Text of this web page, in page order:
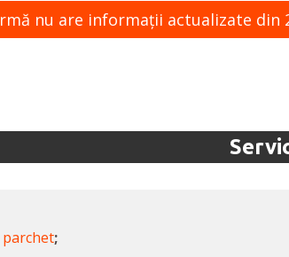
nu are informaţii actualizate din
;